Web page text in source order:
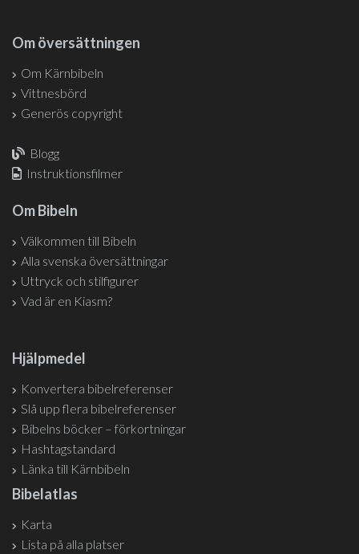
Om översättningen
Om Kärnbibeln
Vittnesbörd
Generös copyright
Blogg
Instruktionsfilmer
Om Bibeln
Välkommen till Bibeln
Alla svenska översättningar
Uttryck och stilfigurer
Vad är en Kiasm?
Hjälpmedel
Konvertera bibelreferenser
Slå upp flera bibelreferenser
Bibelns böcker – förkortningar
Hashtagstandard
Länka till Kärnbibeln
Bibelatlas
Karta
Lista på alla platser